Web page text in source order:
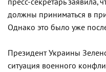
пресс-секретарь заявила,
должны приниматься в
Однако это было уже
Президент Украины
ситуация военного